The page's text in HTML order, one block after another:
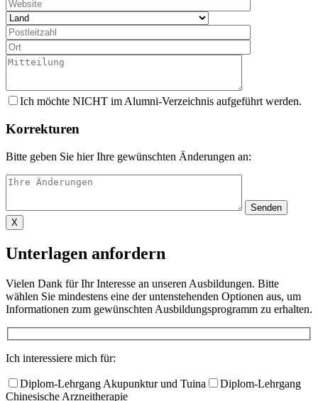
Ich möchte NICHT im Alumni-Verzeichnis aufgeführt werden.
Korrekturen
Bitte geben Sie hier Ihre gewünschten Änderungen an:
X
Unterlagen anfordern
Vielen Dank für Ihr Interesse an unseren Ausbildungen. Bitte
wählen Sie mindestens eine der untenstehenden Optionen aus, um
Informationen zum gewünschten Ausbildungsprogramm zu erhalten.​
Ich interessiere mich für:
Diplom-Lehrgang Akupunktur und Tuina
Diplom-Lehrgang
Chinesische Arzneitherapie